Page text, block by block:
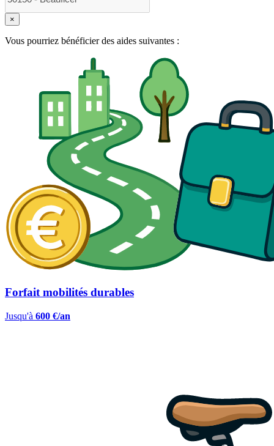
×
Vous pourriez bénéficier des aides suivantes :
Forfait mobilités durables
Jusqu'à 600 €/an